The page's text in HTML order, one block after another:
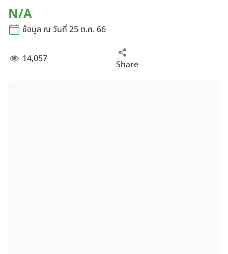
N/A
ข้อมูล ณ วันที่ 25 ต.ค. 66
14,057 Share